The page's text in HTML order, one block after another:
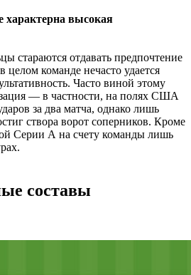
высокая
стараются отдавать предпочтение
целом команде нечасто удается
Часто виной этому
— в частности, на полях США
за два матча, однако лишь
створа ворот соперников. Кроме
Серии А на счету команды лишь
составы